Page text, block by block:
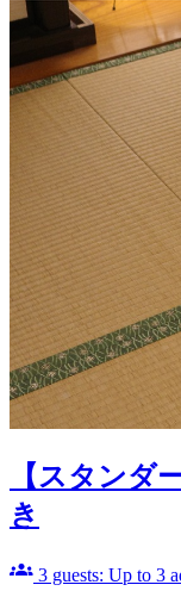
【スタンダ
き
3 guests: Up to 3